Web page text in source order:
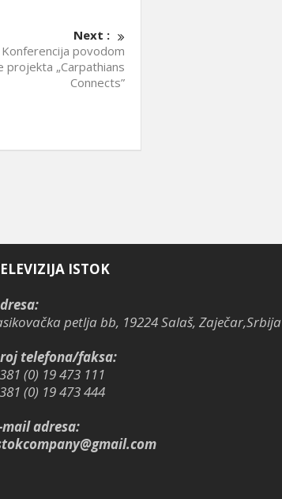
Next :
povodom
projekta „Carpathians
Connects”
ISTOK
petlja bb, 19224 Salaš, Zaječar,Srbija
telefona/faksa:
(0) 19 473 111
(0) 19 473 444
mail adresa: